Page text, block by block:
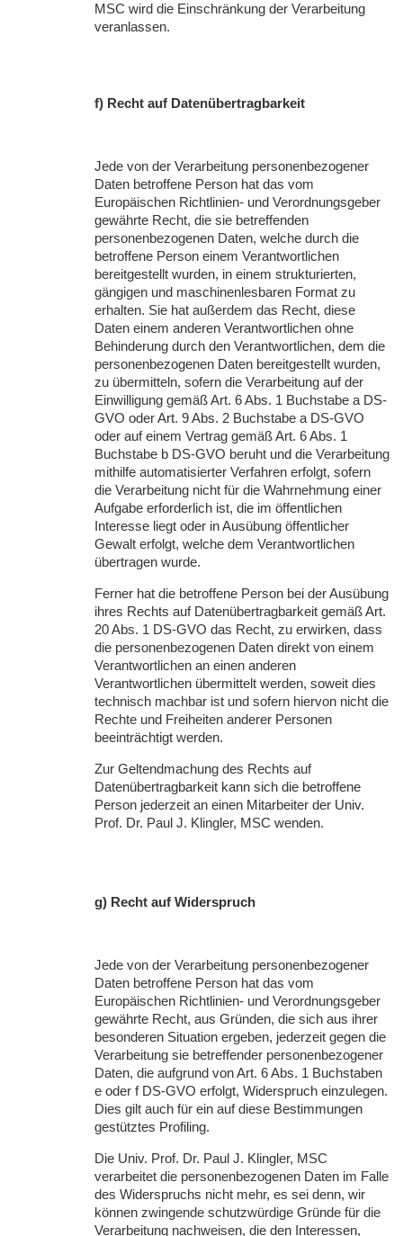
MSC wird die Einschränkung der Verarbeitung
veranlassen.
f) Recht auf Datenübertragbarkeit
Jede von der Verarbeitung personenbezogener
Daten betroffene Person hat das vom
Europäischen Richtlinien- und Verordnungsgeber
gewährte Recht, die sie betreffenden
personenbezogenen Daten, welche durch die
betroffene Person einem Verantwortlichen
bereitgestellt wurden, in einem strukturierten,
gängigen und maschinenlesbaren Format zu
erhalten. Sie hat außerdem das Recht, diese
Daten einem anderen Verantwortlichen ohne
Behinderung durch den Verantwortlichen, dem die
personenbezogenen Daten bereitgestellt wurden,
zu übermitteln, sofern die Verarbeitung auf der
Einwilligung gemäß Art. 6 Abs. 1 Buchstabe a DS-
GVO oder Art. 9 Abs. 2 Buchstabe a DS-GVO
oder auf einem Vertrag gemäß Art. 6 Abs. 1
Buchstabe b DS-GVO beruht und die Verarbeitung
mithilfe automatisierter Verfahren erfolgt, sofern
die Verarbeitung nicht für die Wahrnehmung einer
Aufgabe erforderlich ist, die im öffentlichen
Interesse liegt oder in Ausübung öffentlicher
Gewalt erfolgt, welche dem Verantwortlichen
übertragen wurde.
Ferner hat die betroffene Person bei der Ausübung
ihres Rechts auf Datenübertragbarkeit gemäß Art.
20 Abs. 1 DS-GVO das Recht, zu erwirken, dass
die personenbezogenen Daten direkt von einem
Verantwortlichen an einen anderen
Verantwortlichen übermittelt werden, soweit dies
technisch machbar ist und sofern hiervon nicht die
Rechte und Freiheiten anderer Personen
beeinträchtigt werden.
Zur Geltendmachung des Rechts auf
Datenübertragbarkeit kann sich die betroffene
Person jederzeit an einen Mitarbeiter der Univ.
Prof. Dr. Paul J. Klingler, MSC wenden.
g) Recht auf Widerspruch
Jede von der Verarbeitung personenbezogener
Daten betroffene Person hat das vom
Europäischen Richtlinien- und Verordnungsgeber
gewährte Recht, aus Gründen, die sich aus ihrer
besonderen Situation ergeben, jederzeit gegen die
Verarbeitung sie betreffender personenbezogener
Daten, die aufgrund von Art. 6 Abs. 1 Buchstaben
e oder f DS-GVO erfolgt, Widerspruch einzulegen.
Dies gilt auch für ein auf diese Bestimmungen
gestütztes Profiling.
Die Univ. Prof. Dr. Paul J. Klingler, MSC
verarbeitet die personenbezogenen Daten im Falle
des Widerspruchs nicht mehr, es sei denn, wir
können zwingende schutzwürdige Gründe für die
Verarbeitung nachweisen, die den Interessen,